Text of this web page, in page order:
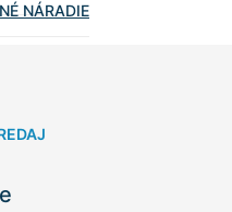
NÁRADIE